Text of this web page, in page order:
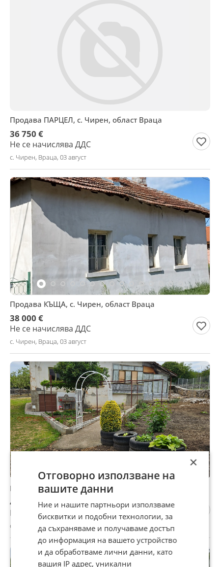
Продава ПАРЦЕЛ, с. Чирен, област Враца
36 750 €
Не се начислява ДДС
с. Чирен, Враца, 03 август
Продава КЪЩА, с. Чирен, област Враца
38 000 €
Не се начислява ДДС
с. Чирен, Враца, 03 август
Продава КЪЩА, с. Чирен, област Враца
40 000 €
Не се начислява ДДС
с. Чирен, Враца, 01 август
×
Отговорно използване на
вашите данни
Ние и нашите партньори използваме
бисквитки и подобни технологии, за
да съхраняваме и получаваме достъп
до информация на вашето устройство
и да обработваме лични данни, като
вашия IP адрес, уникални